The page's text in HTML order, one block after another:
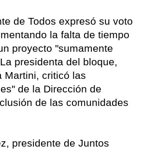
de Todos expresó su voto
la falta de tiempo
proyecto "sumamente
presidenta del bloque,
Martini, criticó las
de la Dirección de
de las comunidades
presidente de Juntos